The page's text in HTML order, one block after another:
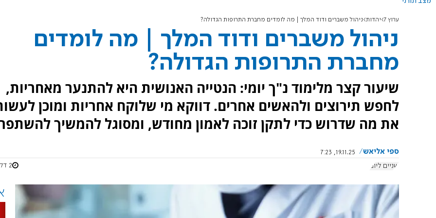
ערוץ 7 יהדות ניהול משברים ודוד המלך | מה לומדים מחברת התרופות הגדולה?
ניהול משברים ודוד המלך | מה לומדים
מחברת התרופות הגדולה?
שיעור קצר מלימוד נ"ך יומי: הנטייה האנושית היא להתנער מאחריות,
לחפש תירוצים ולהאשים אחרים. דווקא מי שלוקח אחריות ומוכן
את מה שדרוש כדי לתקן זוכה לאמון מחודש, ומסוגל להמשיך
ספי אליאש
19.11.25, 7:23
שניים ליום
2 דקות